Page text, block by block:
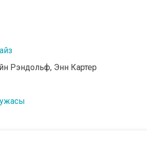
Рэндольф, Энн Картер